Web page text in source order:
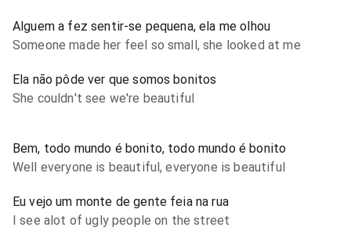
Alguem a fez sentir-se pequena, ela me olhou
Someone made her feel so small, she looked at me
Ela não pôde ver que somos bonitos
She couldn't see we're beautiful
Bem, todo mundo é bonito, todo mundo é bonito
Well everyone is beautiful, everyone is beautiful
Eu vejo um monte de gente feia na rua
I see alot of ugly people on the street